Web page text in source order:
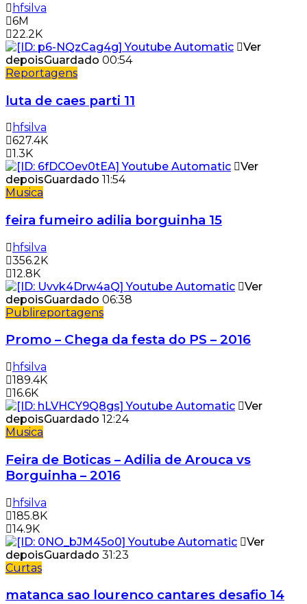
hfsilva
6M
22.2K
Ver
depoisGuardado 00:54
Reportagens
luta de caes parti 11
hfsilva
627.4K
1.3K
Ver
depoisGuardado 11:54
Musica
feira fumeiro adilia borguinha 15
hfsilva
356.2K
12.8K
Ver
depoisGuardado 06:38
Publireportagens
Promo – Chega da festa do PS – 2016
hfsilva
189.4K
16.6K
Ver
depoisGuardado 12:24
Musica
Feira de Boticas – Adilia de Arouca vs
Borguinha – 2016
hfsilva
185.8K
14.9K
Ver
depoisGuardado 31:23
Curtas
matanca sao lourenco cantares desafio 14